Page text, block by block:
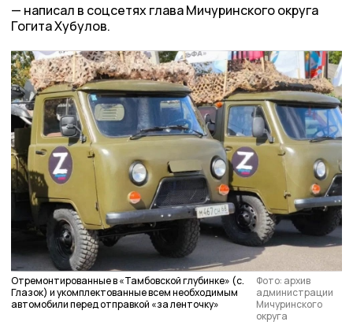
написал в соцсетях глава Мичуринского округа
Гогита Хубулов.
Отремонтированные в «Тамбовской глубинке» (с.
Глазок) и укомплектованные всем необходимым
автомобили перед отправкой «за ленточку»
Фото: архив
администрации
Мичуринского
округа